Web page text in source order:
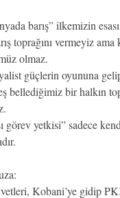
barış” ilkemizin
toprağını vermeyiz ama
olmaz.
güçlerin oyununa
bellediğimiz bir halkın
görev yetkisi” sadece
Kobani’ye gidip